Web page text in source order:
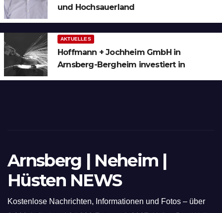
und Hochsauerland
AKTUELLES
Hoffmann + Jochheim GmbH in
Arnsberg-Bergheim investiert in
Arnsberg | Neheim |
Hüsten NEWS
Kostenlose Nachrichten, Informationen und Fotos – über